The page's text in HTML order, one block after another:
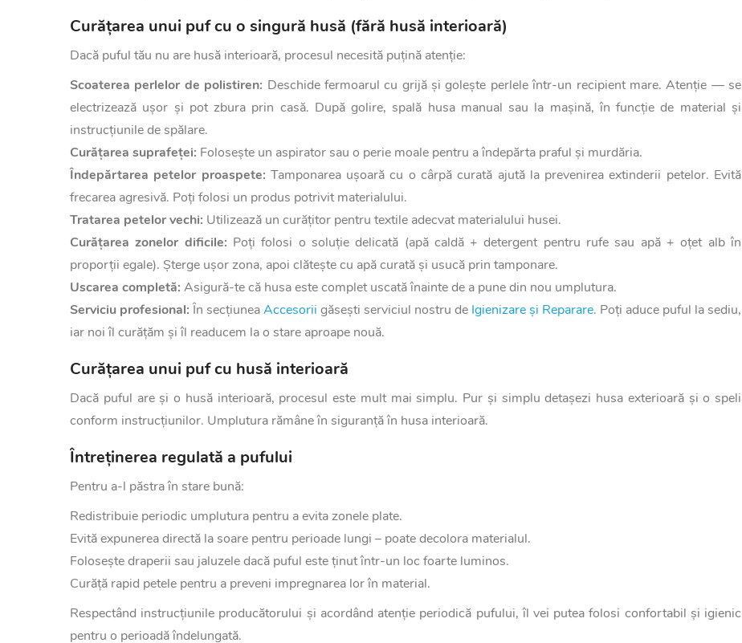
Curățarea unui puf cu o singură husă (fără husă interioară)
Dacă puful tău nu are husă interioară, procesul necesită puțină atenție:
Scoaterea perlelor de polistiren: Deschide fermoarul cu grijă și golește perlele într-un recipient mare. Atenție — se
electrizează ușor și pot zbura prin casă. După golire, spală husa manual sau la mașină, în funcție de material și
instrucțiunile de spălare.
Curățarea suprafeței: Folosește un aspirator sau o perie moale pentru a îndepărta praful și murdăria.
Îndepărtarea petelor proaspete: Tamponarea ușoară cu o cârpă curată ajută la prevenirea extinderii petelor. Evită
frecarea agresivă. Poți folosi un produs potrivit materialului.
Tratarea petelor vechi: Utilizează un curățitor pentru textile adecvat materialului husei.
Curățarea zonelor dificile: Poți folosi o soluție delicată (apă caldă + detergent pentru rufe sau apă + oțet alb în
proporții egale). Șterge ușor zona, apoi clătește cu apă curată și usucă prin tamponare.
Uscarea completă: Asigură-te că husa este complet uscată înainte de a pune din nou umplutura.
Serviciu profesional: În secțiuneaAccesorii găsești serviciul nostru de Igienizare și Reparare. Poți aduce puful la sediu,
iar noi îl curățăm și îl readucem la o stare aproape nouă.
Curățarea unui puf cu husă interioară
Dacă puful are și o husă interioară, procesul este mult mai simplu. Pur și simplu detașezi husa exterioară și o speli
conform instrucțiunilor. Umplutura rămâne în siguranță în husa interioară.
Întreținerea regulată a pufului
Pentru a-l păstra în stare bună:
Redistribuie periodic umplutura pentru a evita zonele plate.
Evită expunerea directă la soare pentru perioade lungi – poate decolora materialul.
Folosește draperii sau jaluzele dacă puful este ținut într-un loc foarte luminos.
Curăță rapid petele pentru a preveni impregnarea lor în material.
Respectând instrucțiunile producătorului și acordând atenție periodică pufului, îl vei putea folosi confortabil și igienic
pentru o perioadă îndelungată.